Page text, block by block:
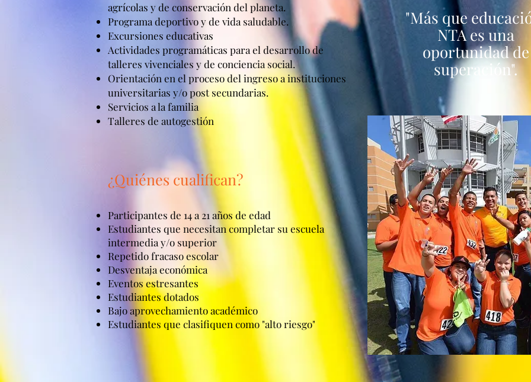
agrícolas y de conservación del planeta.
Programa deportivo y de vida saludable.
Excursiones educativas
Actividades programáticas para el desarrollo de
talleres vivenciales y de conciencia social.
Orientación en el proceso del ingreso a instituciones
universitarias y/o post secundarias.
Servicios a la familia
Talleres de autogestión
"Más que
NTA es una
oportunidad de
superación".
¿Quiénes cualifican?
Participantes de 14 a 21 años de edad
Estudiantes que necesitan completar su escuela
intermedia y/o superior
Repetido fracaso escolar
Desventaja económica
Eventos estresantes
Estudiantes dotados
Bajo aprovechamiento académico
Estudiantes que clasifiquen como "alto riesgo"